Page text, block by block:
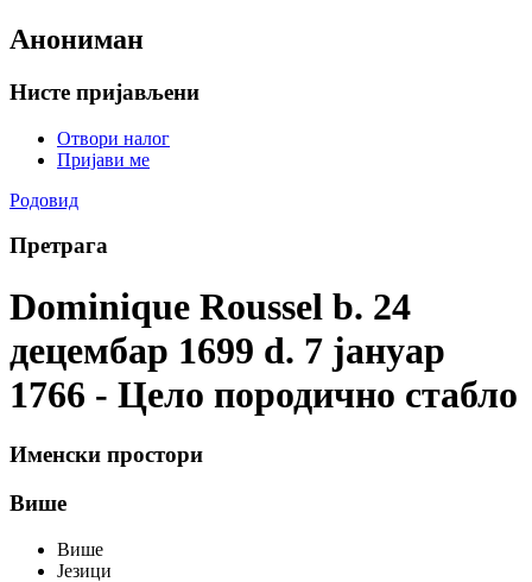
Анониман
Нисте пријављени
Отвори налог
Пријави ме
Родовид
Претрага
Dominique Roussel b. 24
децембар 1699 d. 7 јануар
1766 - Цело породично стабло
Именски простори
Више
Више
Језици